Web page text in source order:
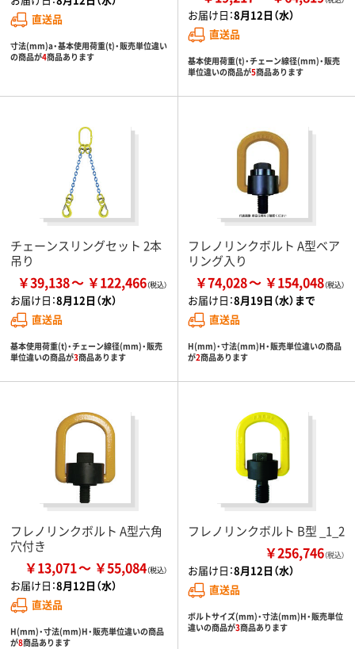
直送品
寸法(mm)a・基本使用荷重(t)・販売単位違い
の商品が4商品あります
お届け日：8月12日（水）
直送品
基本使用荷重(t)・チェーン線径(mm)・販売
単位違いの商品が5商品あります
チェーンスリングセット 2本
吊り
￥39,138 ￥122,466
お届け日：8月12日（水）
直送品
基本使用荷重(t)・チェーン線径(mm)・販売
単位違いの商品が3商品あります
フレノリンクボルト A型ベア
リング入り
￥74,028 ￥154,048
お届け日：8月19日（水）まで
直送品
H(mm)・寸法(mm)H・販売単位違いの商品
が2商品あります
フレノリンクボルト A型六角
穴付き
￥13,071 ￥55,084
お届け日：8月12日（水）
直送品
H(mm)・寸法(mm)H・販売単位違いの商品
が8商品あります
フレノリンクボルト B型 _1_2
￥256,746（税込）
お届け日：8月12日（水）
直送品
ボルトサイズ(mm)・寸法(mm)H・販売単位
違いの商品が3商品あります